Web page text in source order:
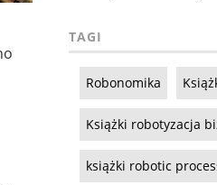
TAGI
Robonomika
Książki robotyzacja
książki robotic